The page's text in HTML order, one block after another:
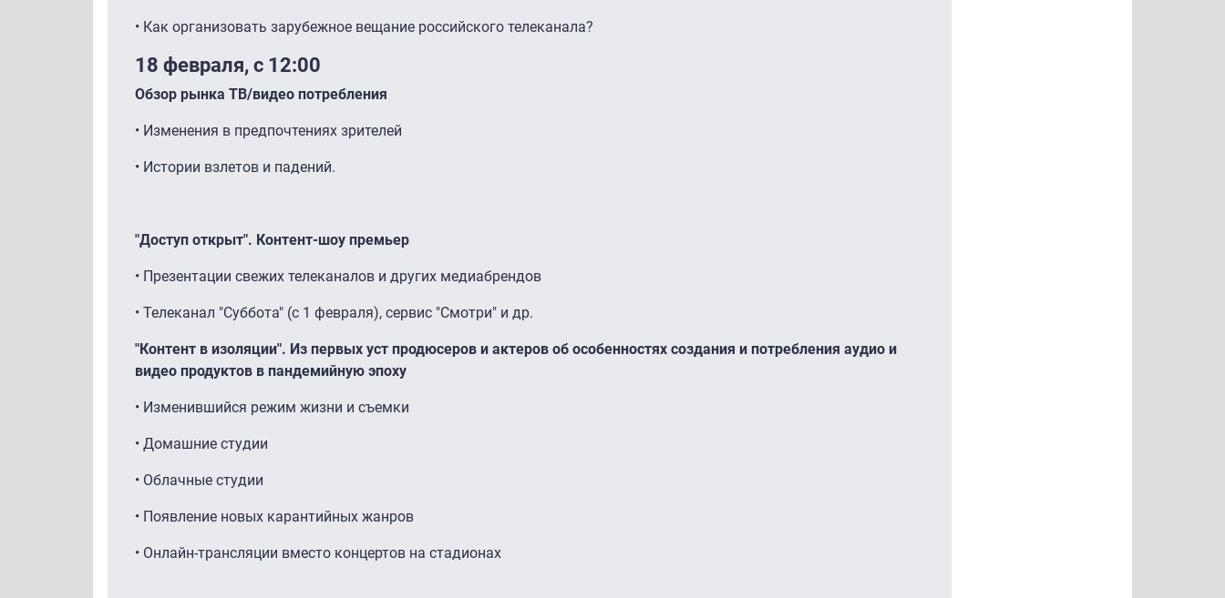
• Как организовать зарубежное вещание российского телеканала?
18 февраля, с 12:00
Обзор рынка ТВ/видео потребления
• Изменения в предпочтениях зрителей
• Истории взлетов и падений.
"Доступ открыт". Контент-шоу премьер
• Презентации свежих телеканалов и других медиабрендов
• Телеканал "Суббота" (с 1 февраля), сервис "Смотри" и др.
"Контент в изоляции". Из первых уст продюсеров и актеров об особенностях создания и потребления аудио и
видео продуктов в пандемийную эпоху
• Изменившийся режим жизни и съемки
• Домашние студии
• Облачные студии
• Появление новых карантийных жанров
• Онлайн-трансляции вместо концертов на стадионах